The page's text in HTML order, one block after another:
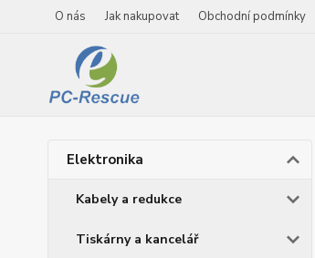
O nás Jak nakupovat Obchodní podmínky
Elektronika
Kabely a redukce
Tiskárny a kancelář